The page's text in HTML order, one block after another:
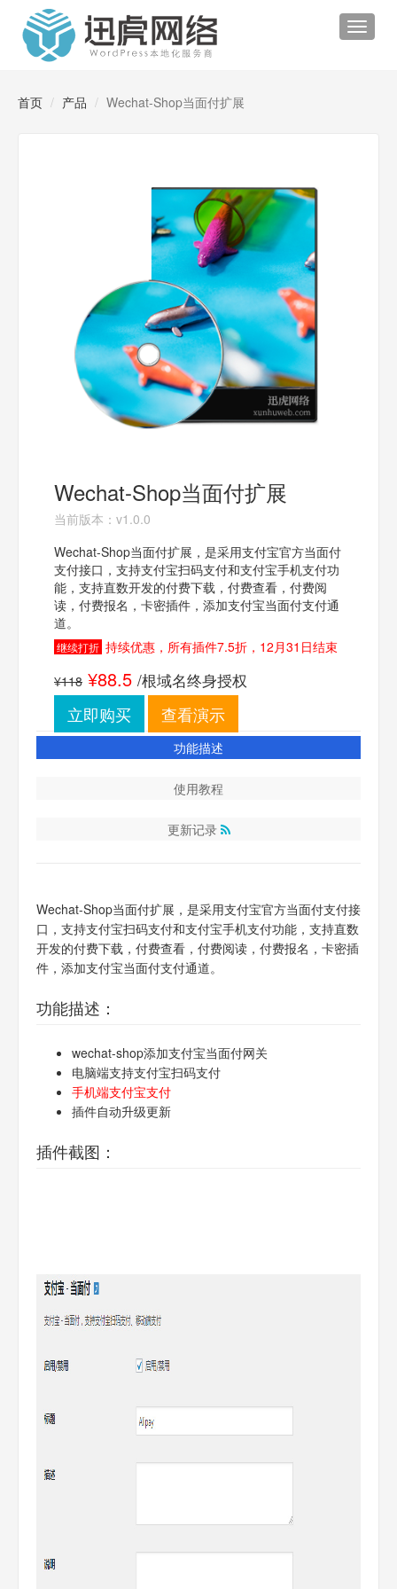
Toggle
首页 产品 Wechat-Shop当面付扩展
Wechat-Shop当面付扩展
当前版本：v1.0.0
Wechat-Shop当面付扩展，是采用支付宝官方当面付
支付接口，支持支付宝扫码支付和支付宝手机支付功
能，支持直数开发的付费下载，付费查看，付费阅
读，付费报名，卡密插件，添加支付宝当面付支付通
道。
继续打折 持续优惠，所有插件7.5折，12月31日结束
¥118 ¥88.5 /根域名终身授权
立即购买 查看演示
功能描述
使用教程
更新记录
Wechat-Shop当面付扩展，是采用支付宝官方当面付支付接
口，支持支付宝扫码支付和支付宝手机支付功能，支持直数
开发的付费下载，付费查看，付费阅读，付费报名，卡密插
件，添加支付宝当面付支付通道。
功能描述：
wechat-shop添加支付宝当面付网关
电脑端支持支付宝扫码支付
手机端支付宝支付
插件自动升级更新
插件截图：